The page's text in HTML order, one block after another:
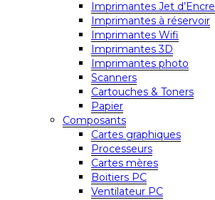
Imprimantes Jet d’Encre
Imprimantes à réservoir
Imprimantes Wifi
Imprimantes 3D
Imprimantes photo
Scanners
Cartouches & Toners
Papier
Composants
Cartes graphiques
Processeurs
Cartes mères
Boitiers PC
Ventilateur PC